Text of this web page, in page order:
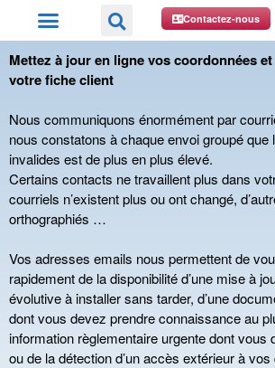
Contactez-nous
Mettez à jour en ligne vos coordonnées
votre fiche client
Nous communiquons énormément par
nous constatons à chaque envoi groupé que
invalides est de plus en plus élevé.
Certains contacts ne travaillent plus dans
courriels n’existent plus ou ont changé,
orthographiés …
Vos adresses emails nous permettent de
rapidement de la disponibilité d’une mise à
évolutive à installer sans tarder, d’une
dont vous devez prendre connaissance au
information règlementaire urgente dont vous
ou de la détection d’un accès extérieur à vos